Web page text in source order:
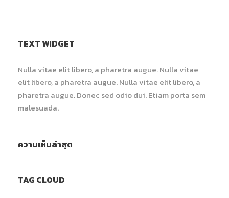
TEXT WIDGET
Nulla vitae elit libero, a pharetra augue. Nulla vitae
elit libero, a pharetra augue. Nulla vitae elit libero, a
pharetra augue. Donec sed odio dui. Etiam porta sem
malesuada.
ความเห็นล่าสุด
TAG CLOUD